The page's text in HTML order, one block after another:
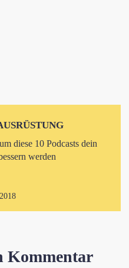
diese 10 Podcasts dein
werden
Kommentar